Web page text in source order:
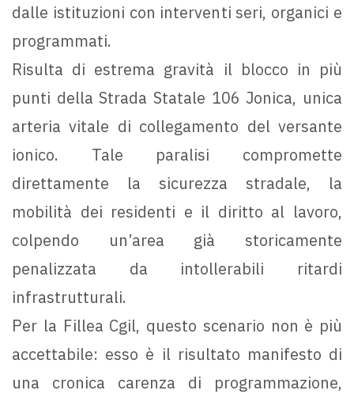
dalle istituzioni con interventi seri, organici e
programmati.
Risulta di estrema gravità il blocco in più
punti della Strada Statale 106 Jonica, unica
arteria vitale di collegamento del versante
ionico. Tale paralisi compromette
direttamente la sicurezza stradale, la
mobilità dei residenti e il diritto al lavoro,
colpendo un’area già storicamente
penalizzata da intollerabili ritardi
infrastrutturali.
Per la Fillea Cgil, questo scenario non è più
accettabile: esso è il risultato manifesto di
una cronica carenza di programmazione,